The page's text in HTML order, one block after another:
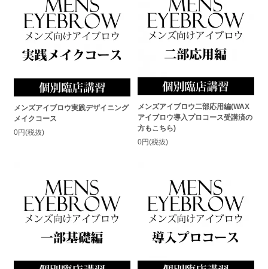
メンズアイブロウ実践デザイニング
メイクコース
0円(税抜)
メンズアイブロウ二部応用編(WAX
アイブロウ導入プロコース受講済の
方もこちら)
0円(税抜)